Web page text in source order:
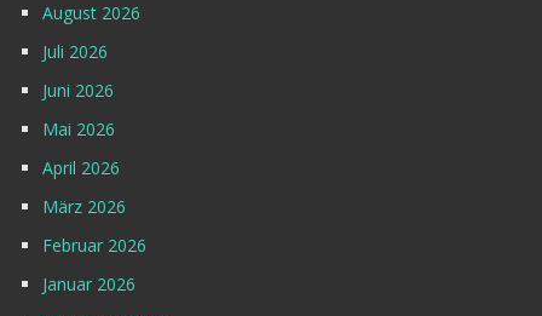
August 2026
Juli 2026
Juni 2026
Mai 2026
April 2026
März 2026
Februar 2026
Januar 2026